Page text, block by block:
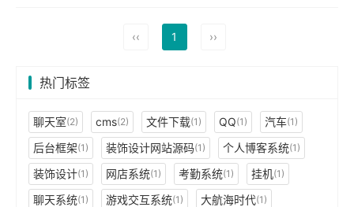
‹‹ 1 ››
热门标签
聊天室(2) cms(2) 文件下载(1) QQ(1) 汽车(1)
后台框架(1) 装饰设计网站源码(1) 个人博客系统(1)
装饰设计(1) 网店系统(1) 考勤系统(1) 挂机(1)
聊天系统(1) 游戏交互系统(1) 大航海时代(1)